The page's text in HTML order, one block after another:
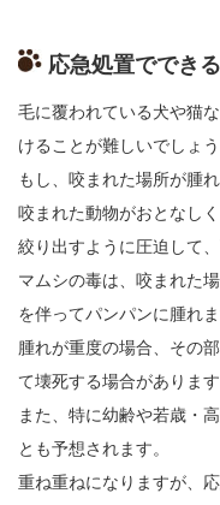
応急処置ででき
毛に覆われている犬や猫
けることが難しいでしょう
もし、咬まれた場所が腫
咬まれた動物がおとなし
絞り出すように圧迫して
マムシの毒は、咬まれた
を伴ってパンパンに腫れま
腫れが重度の場合、その
て壊死する場合があります
また、特に幼齢や若歳・
とも予想されます。
重ね重ねになりますが、